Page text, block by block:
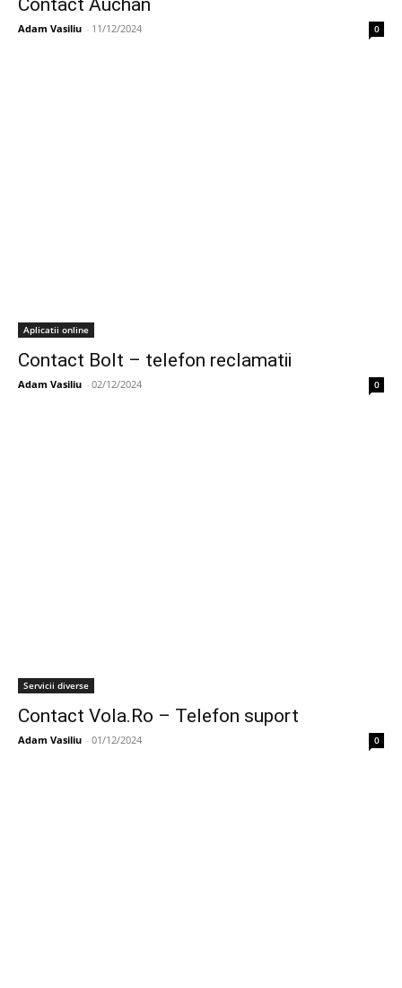
Contact Auchan
Adam Vasiliu - 11/12/2024 0
Aplicatii online
Contact Bolt – telefon reclamatii
Adam Vasiliu - 02/12/2024 0
Servicii diverse
Contact Vola.Ro – Telefon suport
Adam Vasiliu - 01/12/2024 0